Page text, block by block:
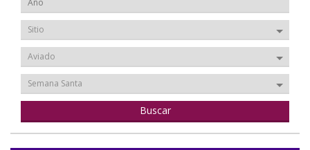
Sitio
Aviado
Semana Santa